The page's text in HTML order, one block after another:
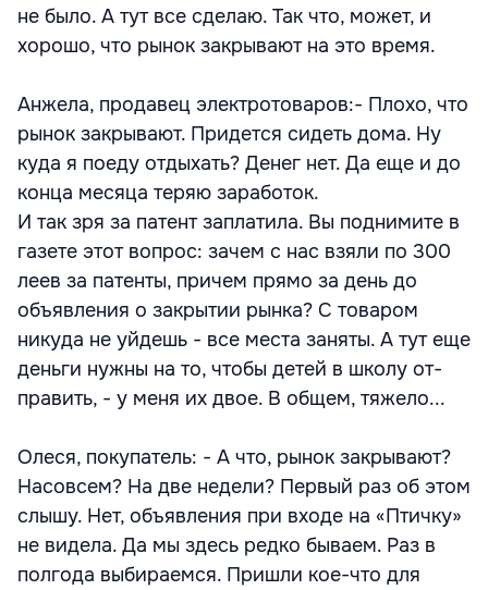
не было. А тут все сделаю. Так что, может, и
хорошо, что рынок закрывают на это время.
Анжела, продавец электротоваров:- Плохо, что
рынок закрывают. Придется сидеть дома. Ну
куда я поеду отдыхать? Денег нет. Да еще и до
конца месяца теряю заработок.
И так зря за патент заплатила. Вы поднимите в
газете этот вопрос: зачем с нас взяли по 300
леев за патенты, причем прямо за день до
объявления о закрытии рынка? С товаром
никуда не уйдешь - все места заняты. А тут еще
деньги нужны на то, чтобы детей в школу от-
править, - у меня их двое. В общем, тяжело...
Олеся, покупатель: - А что, рынок закрывают?
Насовсем? На две недели? Первый раз об этом
слышу. Нет, объявления при входе на «Птичку»
не видела. Да мы здесь редко бываем. Раз в
полгода выбираемся. Пришли кое-что для